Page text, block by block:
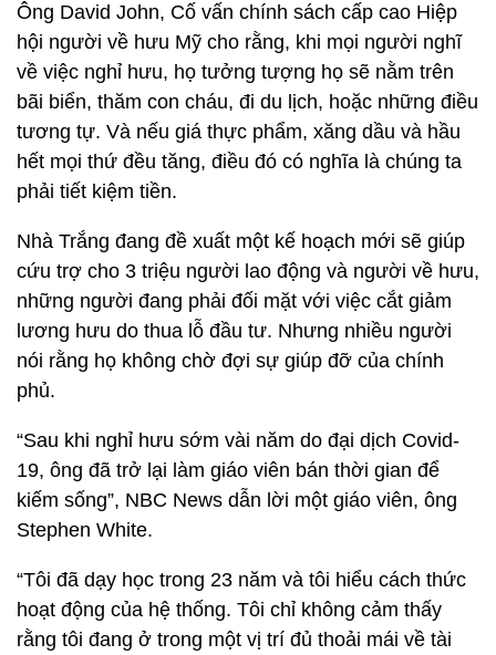
Ông David John, Cố vấn chính sách cấp cao Hiệp
hội người về hưu Mỹ cho rằng, khi mọi người nghĩ
về việc nghỉ hưu, họ tưởng tượng họ sẽ nằm trên
bãi biển, thăm con cháu, đi du lịch, hoặc những điều
tương tự. Và nếu giá thực phẩm, xăng dầu và hầu
hết mọi thứ đều tăng, điều đó có nghĩa là chúng ta
phải tiết kiệm tiền.
Nhà Trắng đang đề xuất một kế hoạch mới sẽ giúp
cứu trợ cho 3 triệu người lao động và người về hưu,
những người đang phải đối mặt với việc cắt giảm
lương hưu do thua lỗ đầu tư. Nhưng nhiều người
nói rằng họ không chờ đợi sự giúp đỡ của chính
phủ.
“Sau khi nghỉ hưu sớm vài năm do đại dịch Covid-
19, ông đã trở lại làm giáo viên bán thời gian để
kiếm sống”, NBC News dẫn lời một giáo viên, ông
Stephen White.
“Tôi đã dạy học trong 23 năm và tôi hiểu cách thức
hoạt động của hệ thống. Tôi chỉ không cảm thấy
rằng tôi đang ở trong một vị trí đủ thoải mái về tài